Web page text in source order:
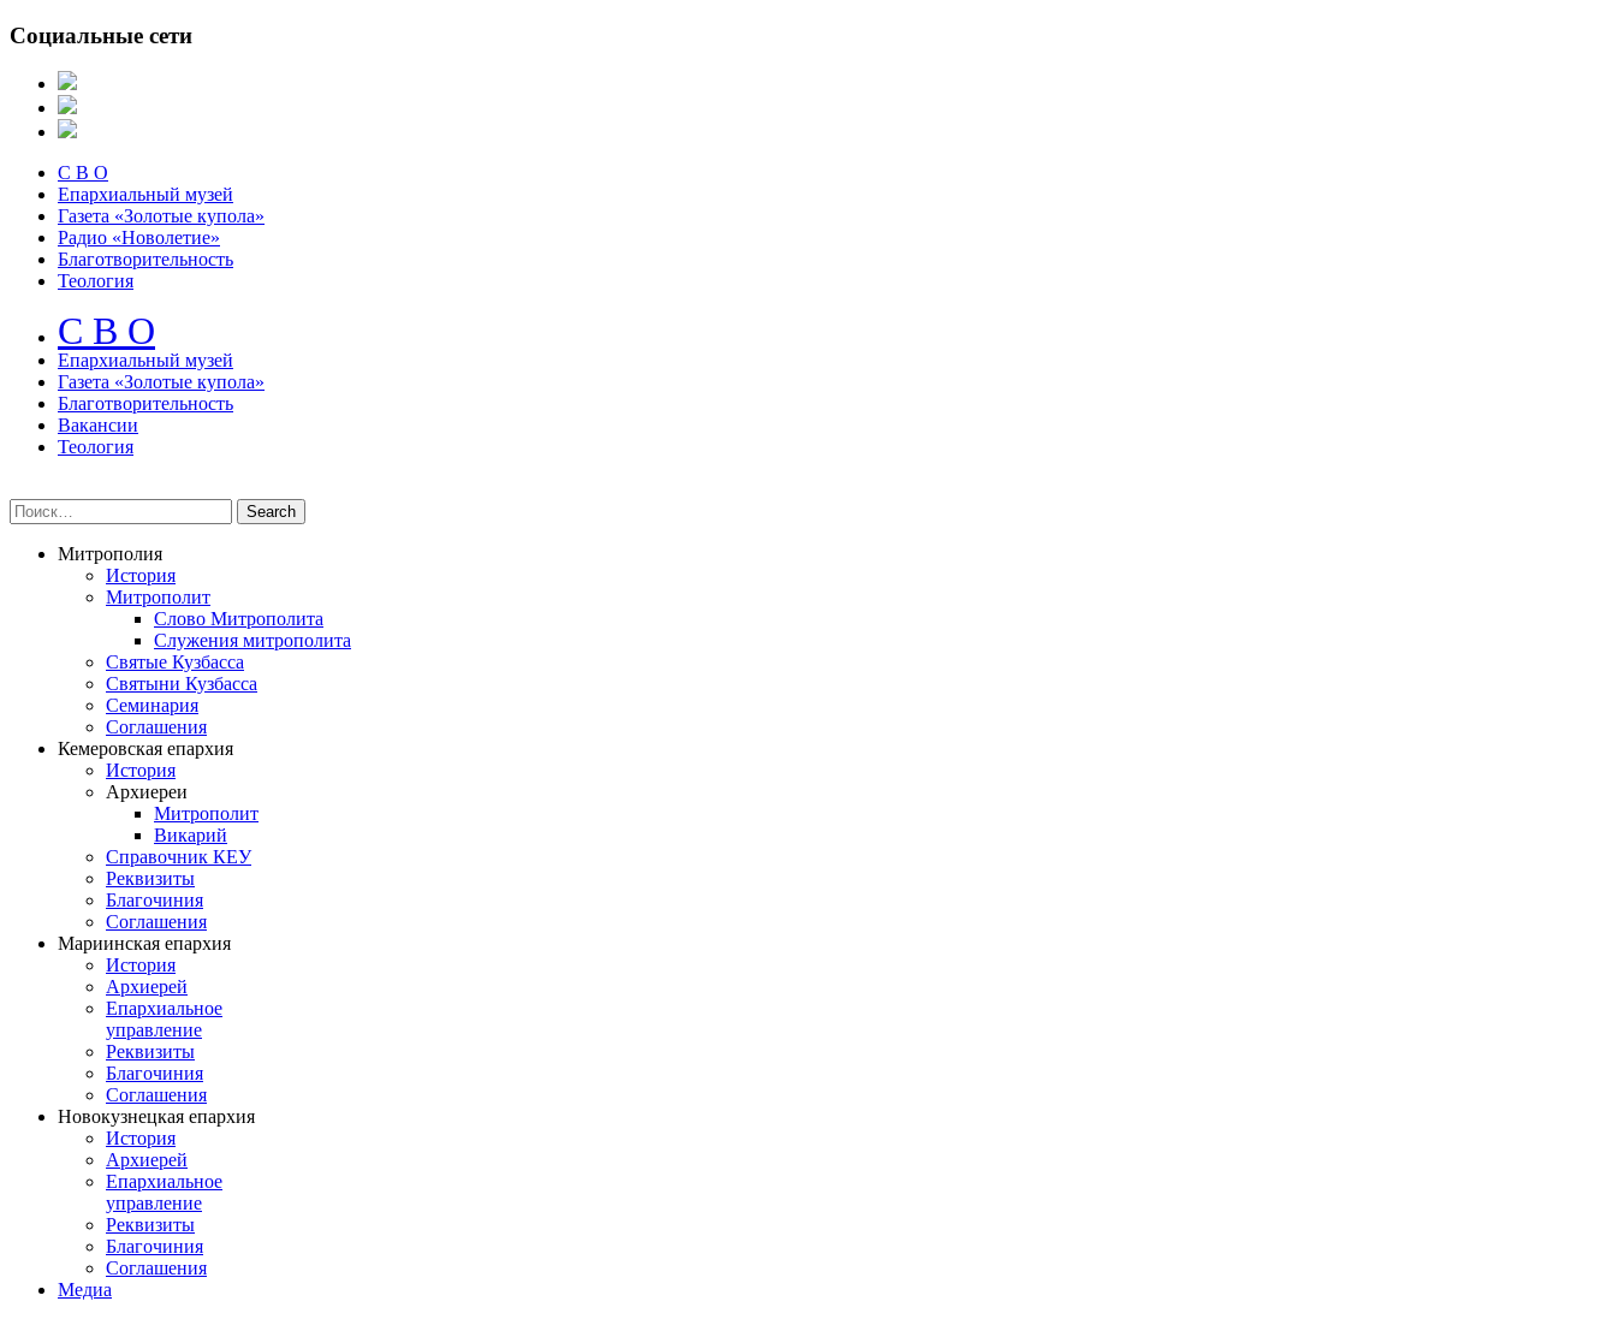
Социальные сети
С В О
Епархиальный музей
Газета «Золотые купола»
Радио «Новолетие»
Благотворительность
Теология
С В О
Епархиальный музeй
Газета «Золотые купола»
Благотворительность
Вакансии
Теология
Митрополия
История
Митрополит
Слово Митрополита
Служения митрополита
Святые Кузбасса
Святыни Кузбасса
Семинария
Соглашения
Кемеровская епархия
История
Архиереи
Митрополит
Викарий
Справочник КЕУ
Реквизиты
Благочиния
Соглашения
Мариинская епархия
История
Архиерей
Епархиальное
управление
Реквизиты
Благочиния
Соглашения
Новокузнецкая епархия
История
Архиерей
Епархиальное
управление
Реквизиты
Благочиния
Соглашения
Медиа